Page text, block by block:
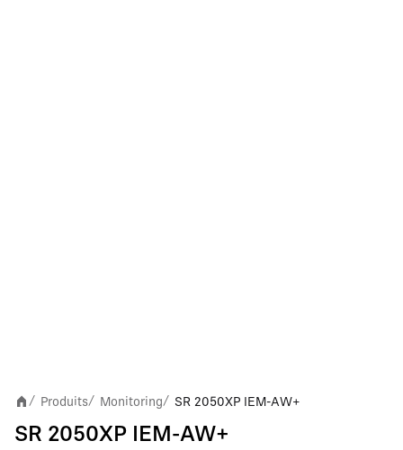
/ Produits/ Monitoring/ SR 2050XP IEM-AW+
SR 2050XP IEM-AW+